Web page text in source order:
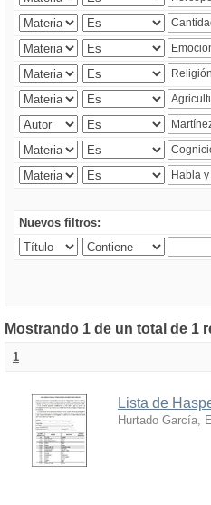
Nuevos filtros:
Mostrando 1 de un total de 1
1
Lista de
Hurtado García,